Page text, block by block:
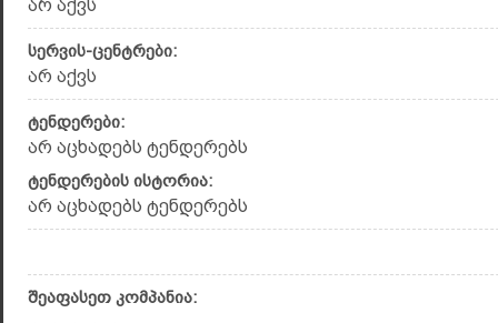
არ აქვს
სერვის-ცენტრები:
არ აქვს
ტენდერები:
არ აცხადებს ტენდერებს
ტენდერების ისტორია:
არ აცხადებს ტენდერებს
შეაფასეთ კომპანია: